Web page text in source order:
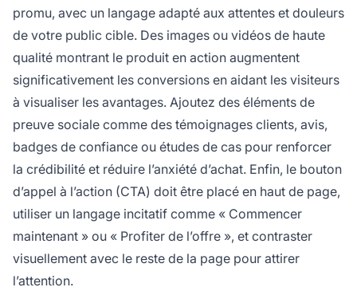
promu, avec un langage adapté aux attentes et douleurs
de votre public cible. Des images ou vidéos de haute
qualité montrant le produit en action augmentent
significativement les conversions en aidant les visiteurs
à visualiser les avantages. Ajoutez des éléments de
preuve sociale comme des témoignages clients, avis,
badges de confiance ou études de cas pour renforcer
la crédibilité et réduire l’anxiété d’achat. Enfin, le bouton
d’appel à l’action (CTA) doit être placé en haut de page,
utiliser un langage incitatif comme « Commencer
maintenant » ou « Profiter de l’offre », et contraster
visuellement avec le reste de la page pour attirer
l’attention.